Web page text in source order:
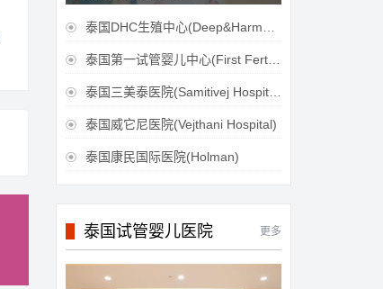
 泰国DHC生殖中心(Deep&Harmonicare IVF Center)
 泰国第一试管婴儿中心(First Fertilily PGS Center Limitied)
 泰国三美泰医院(Samitivej Hospital)
 泰国威它尼医院(Vejthani Hospital)
 泰国康民国际医院(Holman)
泰国试管婴儿医院 更多